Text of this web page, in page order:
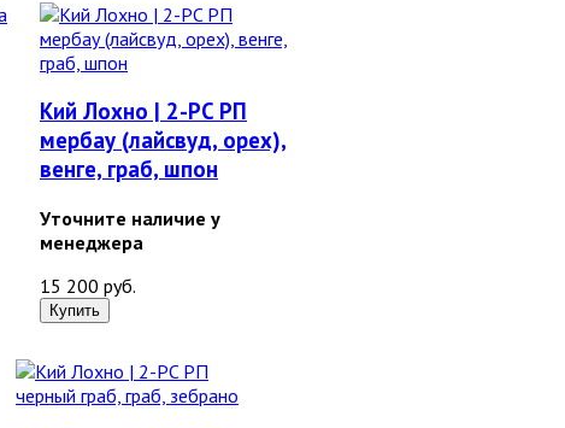
Кий Лохно | 2-PC РП
мербау (лайсвуд, орех),
венге, граб, шпон
Уточните наличие у
менеджера
15 200 руб.